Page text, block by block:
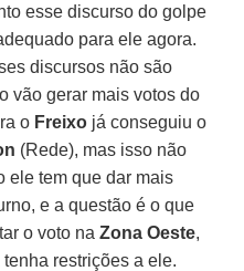
esse discurso do golpe
para ele agora.
discursos não são
vão gerar mais votos do
o Freixo já conseguiu o
(Rede), mas isso não
ele tem que dar mais
e a questão é o que
o voto naZona Oeste,
restrições a ele.